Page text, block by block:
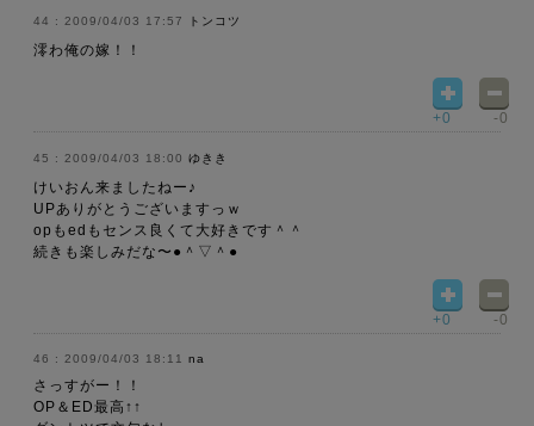
2009/04/03 17:57 トンコツ
澪わ俺の嫁！！
+0 -0
2009/04/03 18:00 ゆきき
けいおん来ましたねー♪
UPありがとうございますっｗ
opもedもセンス良くて大好きです＾＾
続きも楽しみだな〜●＾▽＾●
+0 -0
2009/04/03 18:11 na
さっすがー！！
OP＆ED最高↑↑